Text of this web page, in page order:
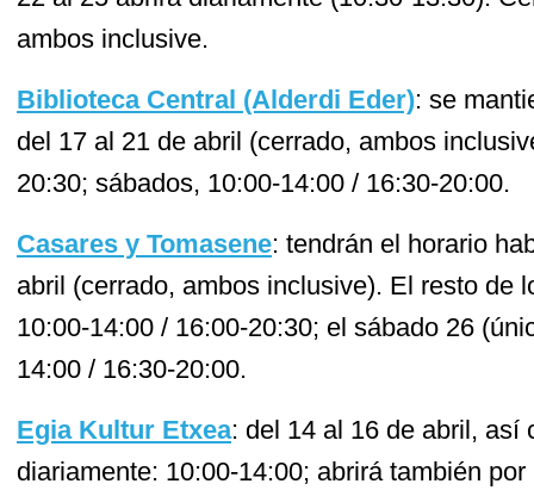
ambos inclusive.
Biblioteca Central (Alderdi Eder): se
del 17 al 21 de abril (cerrado, ambos
20:30; sábados, 10:00-14:00 / 16:30-20:00.
Casares y Tomasene: tendrán el horario
abril (cerrado, ambos inclusive). El resto de
10:00-14:00 / 16:00-20:30; el sábado 26
14:00 / 16:30-20:00.
Egia Kultur Etxea: del 14 al 16 de abril, así
diariamente: 10:00-14:00; abrirá también